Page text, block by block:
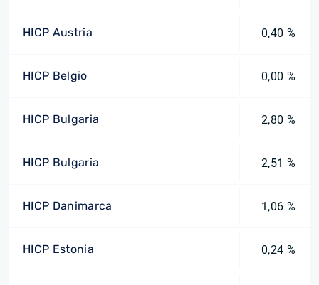
HICP Austria 0,40 %
HICP Belgio 0,00 %
HICP Bulgaria 2,80 %
HICP Bulgaria 2,51 %
HICP Danimarca 1,06 %
HICP Estonia 0,24 %